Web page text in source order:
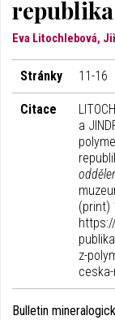
republika
Eva Litochlebová,
Stránky 11-16
Citace
a
(print)
z-
Bulletin